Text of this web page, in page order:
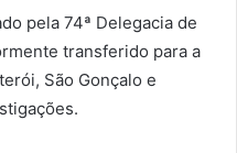
pela 74ª Delegacia de
transferido para a
São Gonçalo e